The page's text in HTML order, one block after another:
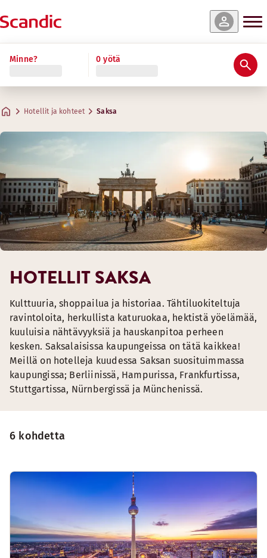
Minne? 0 yötä
Hotellit ja kohteet Saksa
6 kohdetta
HOTELLIT SAKSA
Kulttuuria, shoppailua ja historiaa. Tähtiluokiteltuja
ravintoloita, herkullista katuruokaa, hektistä yöelämää,
kuuluisia nähtävyyksiä ja hauskanpitoa perheen
kesken. Saksalaisissa kaupungeissa on tätä kaikkea!
Meillä on hotelleja kuudessa Saksan suosituimmassa
kaupungissa; Berliinissä, Hampurissa, Frankfurtissa,
Stuttgartissa, Nürnbergissä ja Münchenissä.